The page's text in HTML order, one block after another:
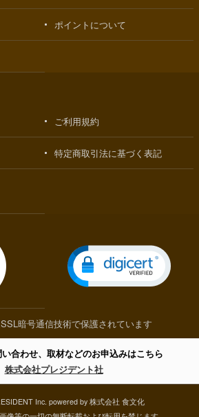
ポイントについて
ご利用規約
特定商取引法に基づく表記
暗号通信技術で保護されています
合わせ、取材などのお申込みはこちら
株式会社プレジデント社
Inc. powered by 株式会社 食文化